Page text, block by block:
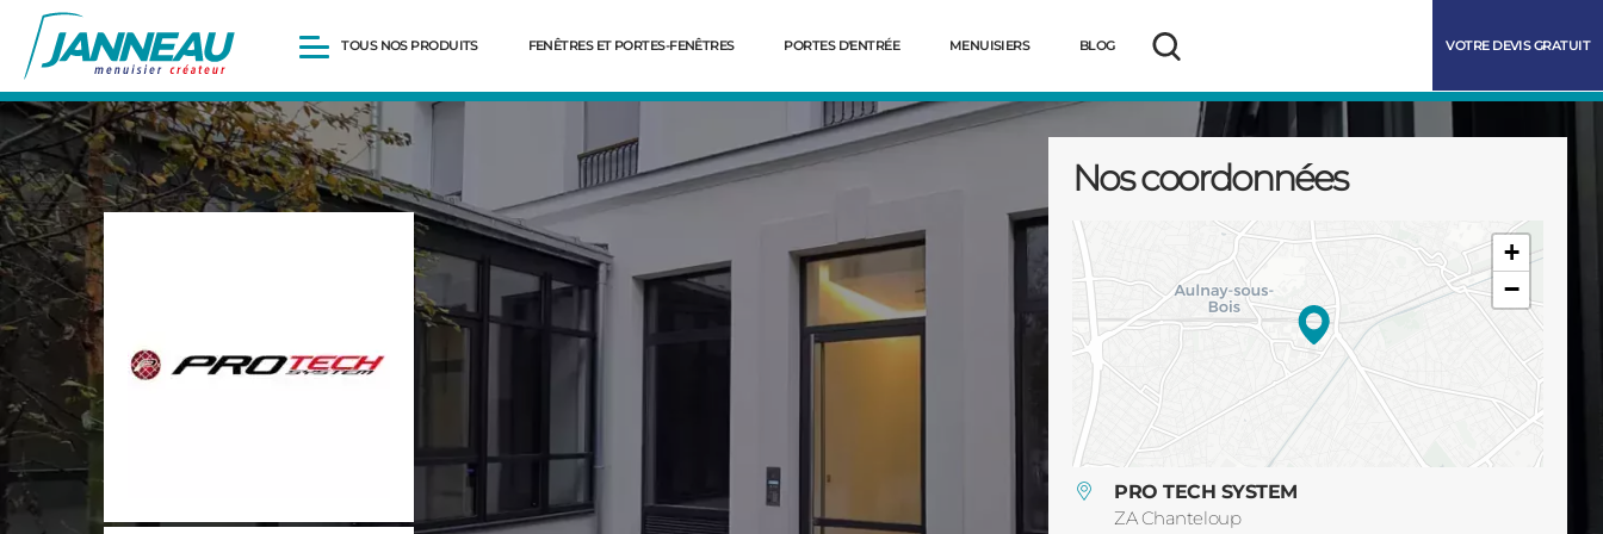
TOUS NOS PRODUITS
Fenêtres et Portes-fenêtres
Baies vitrées
Portes d’entrée
Démarrer
Volets roulants
Pergolas
Portails et portillons
Carports
Clôtures
FENÊTRES ET PORTES-FENÊTRES PORTES D'ENTRÉE MENUISIERS BLOG
Rechercher
VOTRE DEVIS GRATUIT
Nos coordonnées
+
−
PRO TECH SYSTEM
ZA Chanteloup